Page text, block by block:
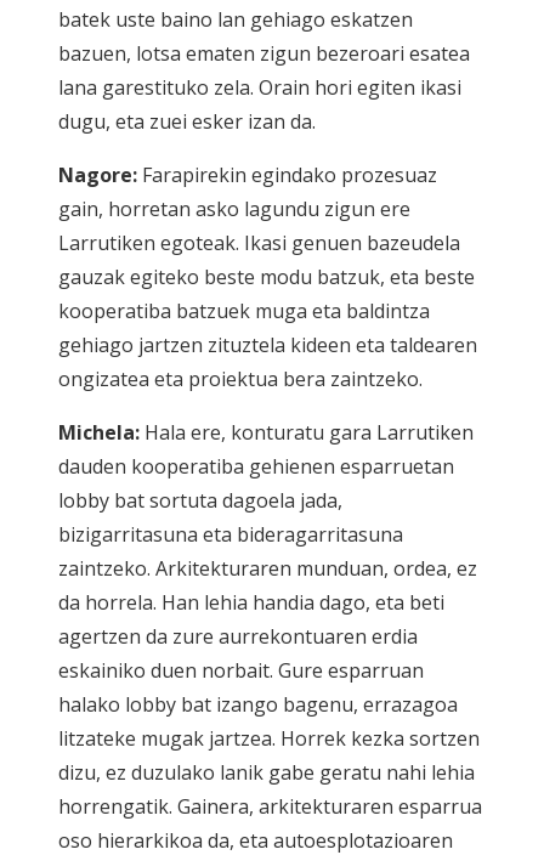
batek uste baino lan gehiago eskatzen
bazuen, lotsa ematen zigun bezeroari esatea
lana garestituko zela. Orain hori egiten ikasi
dugu, eta zuei esker izan da.
Nagore: Farapirekin egindako prozesuaz
gain, horretan asko lagundu zigun ere
Larrutiken egoteak. Ikasi genuen bazeudela
gauzak egiteko beste modu batzuk, eta beste
kooperatiba batzuek muga eta baldintza
gehiago jartzen zituztela kideen eta taldearen
ongizatea eta proiektua bera zaintzeko.
Michela: Hala ere, konturatu gara Larrutiken
dauden kooperatiba gehienen esparruetan
lobby bat sortuta dagoela jada,
bizigarritasuna eta bideragarritasuna
zaintzeko. Arkitekturaren munduan, ordea, ez
da horrela. Han lehia handia dago, eta beti
agertzen da zure aurrekontuaren erdia
eskainiko duen norbait. Gure esparruan
halako lobby bat izango bagenu, errazagoa
litzateke mugak jartzea. Horrek kezka sortzen
dizu, ez duzulako lanik gabe geratu nahi lehia
horrengatik. Gainera, arkitekturaren esparrua
oso hierarkikoa da, eta autoesplotazioaren